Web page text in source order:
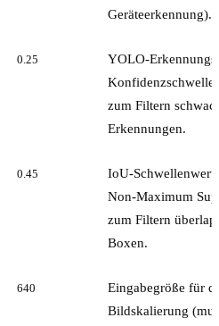
Geräteerkennung).
0.25
YOLO-
zum Filtern
Erkennungen.
0.45
IoU-Schwellenwert
Non-Maximum
zum Filtern
Boxen.
640
Eingabegröße für
Bildskalierung